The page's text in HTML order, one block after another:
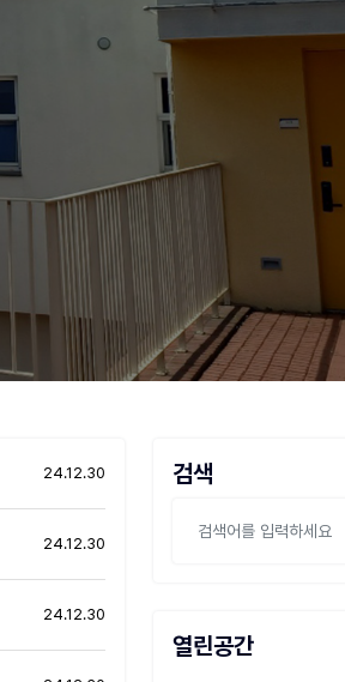
24.12.30
24.12.30
24.12.30
검색
열린공간